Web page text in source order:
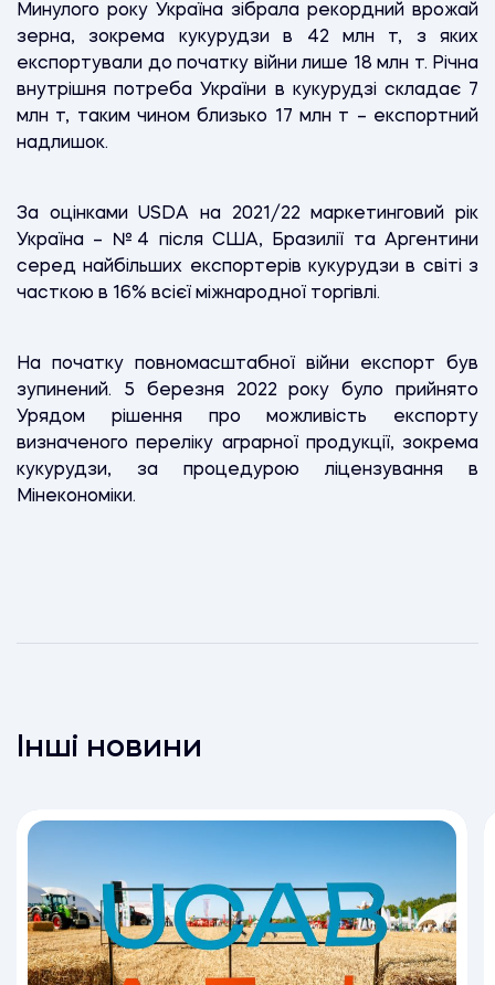
Минулого року Україна зібрала рекордний врожай
зерна, зокрема кукурудзи в 42 млн т, з яких
експортували до початку війни лише 18 млн т. Річна
внутрішня потреба України в кукурудзі складає 7
млн т, таким чином близько 17 млн т – експортний
надлишок.
За оцінками USDA на 2021/22 маркетинговий рік
Україна – №4 після США, Бразилії та Аргентини
серед найбільших експортерів кукурудзи в світі з
часткою в 16% всієї міжнародної торгівлі.
На початку повномасштабної війни експорт був
зупинений. 5 березня 2022 року було прийнято
Урядом рішення про можливість експорту
визначеного переліку аграрної продукції, зокрема
кукурудзи, за процедурою ліцензування в
Мінекономіки.
Інші новини